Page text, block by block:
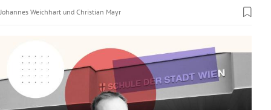
Johannes Weichhart und Christian Mayr